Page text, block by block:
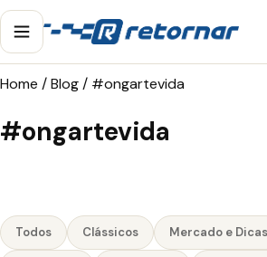
Home /Blog/ #ongartevida
#ongartevida
Todos Clássicos Mercado e Dicas